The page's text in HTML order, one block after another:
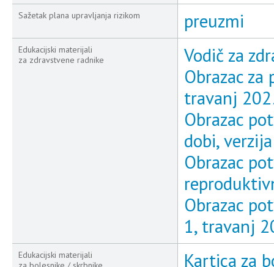
Sažetak plana upravljanja rizikom preuzmi
Edukacijski materijali
za zdravstvene radnike
Vodič za
Obrazac
travanj
Obrazac
dobi,
Obrazac
Obrazac
1, travanj
Edukacijski materijali
Kartica za